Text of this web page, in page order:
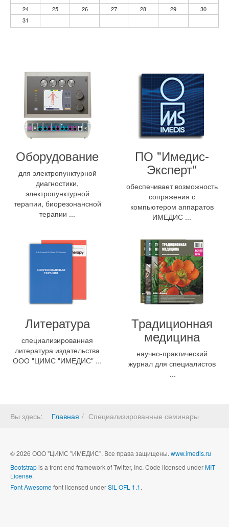
24
25 26 27 28 29
30
31
Оборудование
для электропунктурной
диагностики,
электропунктурной
терапии, биорезонансной
терапии ...
ПО "Имедис-
Эксперт"
обеспечивает возможность
сопряжения с
компьютером аппаратов
ИМЕДИС ...
Литература
специализированная
литература издательства
ООО "ЦИМС "ИМЕДИС" ...
Традиционная
медицина
научно-практический
журнал для специалистов
...
Вы здесь: Главная Специализированные семинары
© 2026 ООО "ЦИМС "ИМЕДИС". Все права защищены. www.imedis.ru
Bootstrapis a front-end framework of Twitter, Inc. Code licensed underMIT
License.
Font Awesomefont licensed underSIL OFL 1.1.